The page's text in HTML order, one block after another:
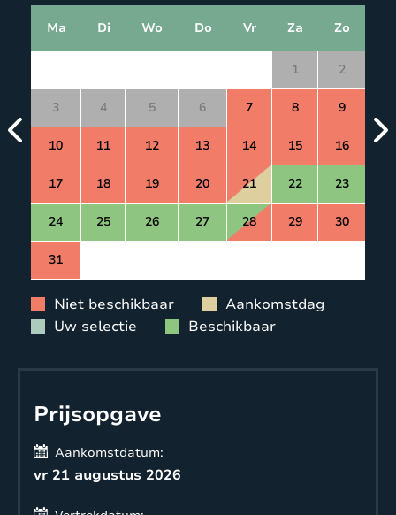
Ma Di Wo Do Vr Za Zo
1 2
3 4 5 6 7 8 9
10 11 12 13 14 15 16
17 18 19 20 21 22 23
24 25 26 27 28 29 30
31
Niet beschikbaar
Aankomstdag
Uw selectie
Beschikbaar
Prijsopgave
Aankomstdatum:
vr 21 augustus 2026